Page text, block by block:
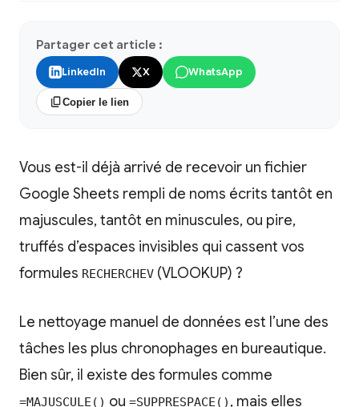
Partager cet article :
LinkedIn X WhatsApp
Copier le lien
Vous est-il déjà arrivé de recevoir un fichier
Google Sheets rempli de noms écrits tantôt en
majuscules, tantôt en minuscules, ou pire,
truffés d’espaces invisibles qui cassent vos
formules RECHERCHEV (VLOOKUP) ?
Le nettoyage manuel de données est l’une des
tâches les plus chronophages en bureautique.
Bien sûr, il existe des formules comme
=MAJUSCULE() ou =SUPPRESPACE() , mais elles